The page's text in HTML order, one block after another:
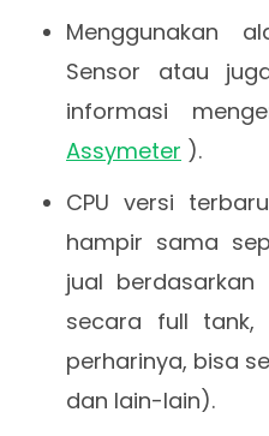
Menggunakan
Sensor atau
informasi
Assymeter ).
CPU versi
hampir sama
jual
secara full tank,
perharinya, bisa
dan lain-lain).